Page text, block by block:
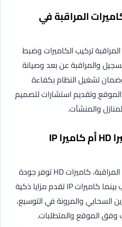
المراقبة في
تركيب الكاميرات وضبط
والمراقبة عن بعد وصيانة
تشغيل النظام بكفاءة
وتقديم استشارات لتصميم
والمنشآت.
ما هو الافضل كاميرا HD أم كاميرا IP
يعتمد الاختيار على احتياجات المراقبة، كاميرات HD توفر جودة
تصوير عالية وسهولة التركيب بينما كاميرات IP تقدم مزايا ذكية
السحابي والمرونة في التوسيع،
وفق الموقع والمتطلبات.